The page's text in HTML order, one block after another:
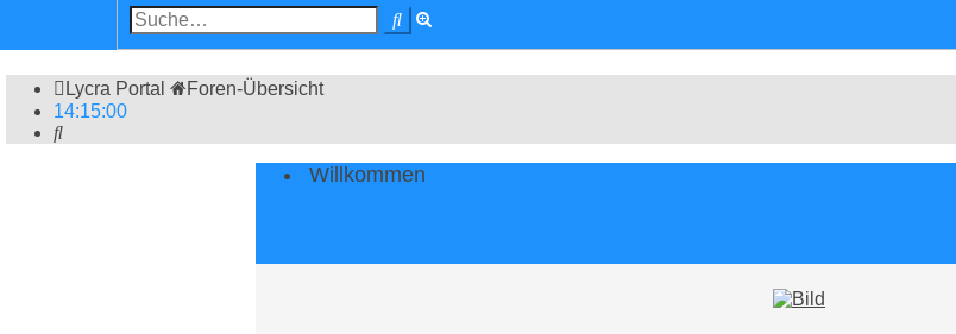
Suche
Lycra Portal
Foren-Übersicht
14:15:01
Suche
Willkommen